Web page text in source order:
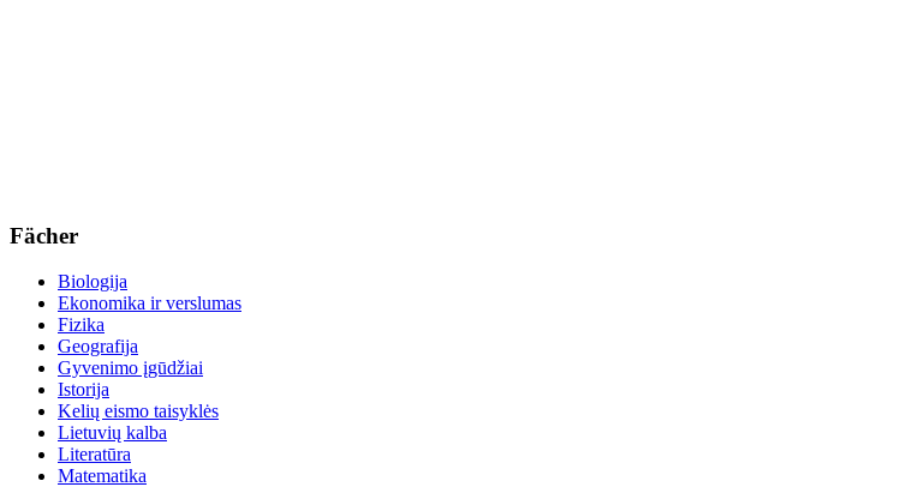
Fächer
Biologija
Ekonomika ir verslumas
Fizika
Geografija
Gyvenimo įgūdžiai
Istorija
Kelių eismo taisyklės
Lietuvių kalba
Literatūra
Matematika